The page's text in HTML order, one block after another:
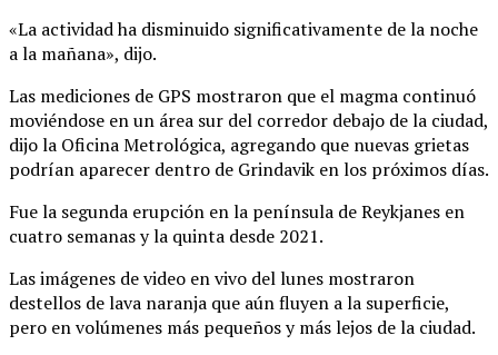
«La actividad ha disminuido significativamente de la noche
a la mañana», dijo.
Las mediciones de GPS mostraron que el magma continuó
moviéndose en un área sur del corredor debajo de la ciudad,
dijo la Oficina Metrológica, agregando que nuevas grietas
podrían aparecer dentro de Grindavik en los próximos días.
Fue la segunda erupción en la península de Reykjanes en
cuatro semanas y la quinta desde 2021.
Las imágenes de video en vivo del lunes mostraron
destellos de lava naranja que aún fluyen a la superficie,
pero en volúmenes más pequeños y más lejos de la ciudad.